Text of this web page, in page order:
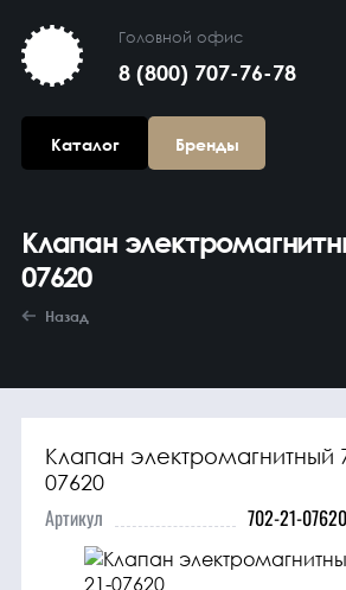
Головной офис
8 (800) 707-76-78
Каталог Бренды
Агрегаты в
сборе
Гидравлика и
трансмиссия
Клапан
07620
Назад
Клапан электромагнитный
07620
Артикул 702-21-07620